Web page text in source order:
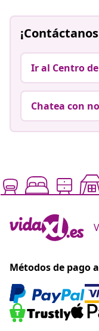
Ir al Centro
Chatea con
Métodos de pago